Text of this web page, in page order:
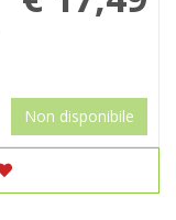
scontato
Non disponibile